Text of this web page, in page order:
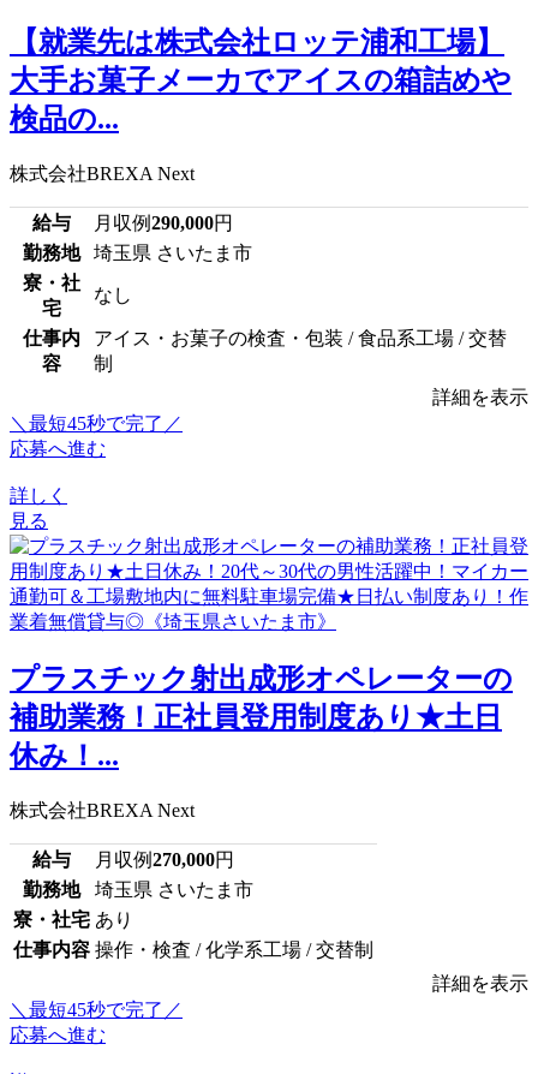
【就業先は株式会社ロッテ浦和工場】
大手お菓子メーカでアイスの箱詰めや
検品の...
株式会社BREXA Next
給与 月収例290,000円
勤務地
埼玉県 さいたま市
寮・社
宅
なし
仕事内
容
アイス・お菓子の検査・包装 / 食品系工場 / 交替
制
詳細を表示
＼最短45秒で完了／
応募へ進む
詳しく
見る
プラスチック射出成形オペレーターの
補助業務！正社員登用制度あり★土日
休み！...
株式会社BREXA Next
給与 月収例270,000円
勤務地
埼玉県 さいたま市
寮・社宅 あり
仕事内容 操作・検査 / 化学系工場 / 交替制
詳細を表示
＼最短45秒で完了／
応募へ進む